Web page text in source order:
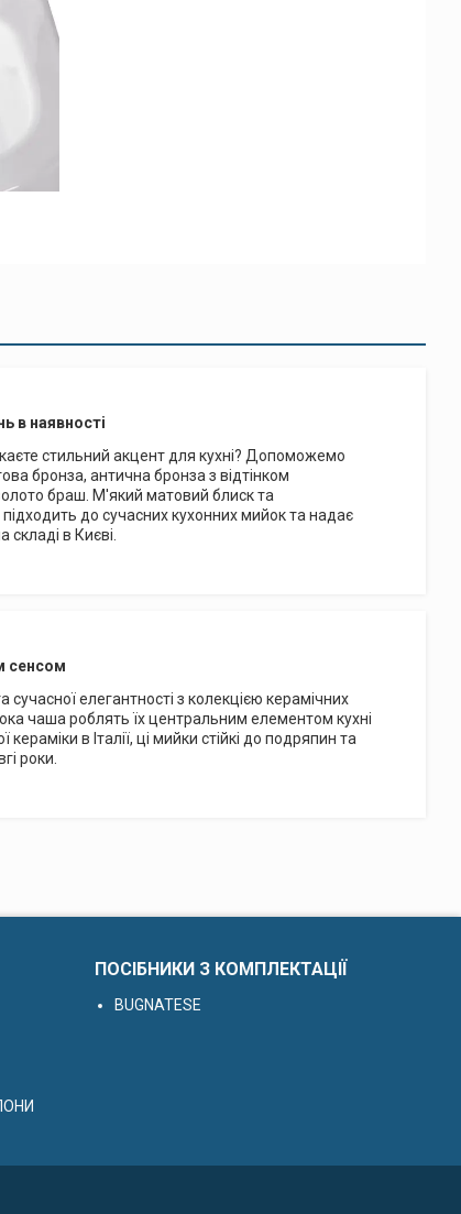
в наявності
стильний акцент для кухні? Допоможемо
бронза, антична бронза з відтінком
браш. М'який матовий блиск та
до сучасних кухонних мийок та надає
складі в Києві.
сенсом
елегантності з колекцією керамічних
чаша роблять їх центральним елементом кухні
в Італії, ці мийки стійкі до подряпин та
роки.
ПОСІБНИКИ З КОМПЛЕКТАЦІЇ
BUGNATESE